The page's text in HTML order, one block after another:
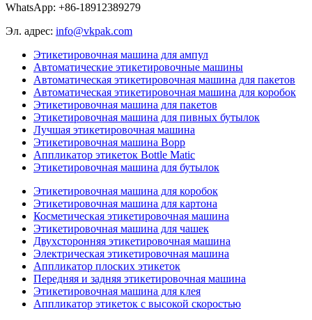
WhatsApp: +86-18912389279
Эл. адрес: info@vkpak.com
Этикетировочная машина для ампул
Автоматические этикетировочные машины
Автоматическая этикетировочная машина для пакетов
Автоматическая этикетировочная машина для коробок
Этикетировочная машина для пакетов
Этикетировочная машина для пивных бутылок
Лучшая этикетировочная машина
Этикетировочная машина Bopp
Аппликатор этикеток Bottle Matic
Этикетировочная машина для бутылок
Этикетировочная машина для коробок
Этикетировочная машина для картона
Косметическая этикетировочная машина
Этикетировочная машина для чашек
Двухсторонняя этикетировочная машина
Электрическая этикетировочная машина
Аппликатор плоских этикеток
Передняя и задняя этикетировочная машина
Этикетировочная машина для клея
Аппликатор этикеток с высокой скоростью